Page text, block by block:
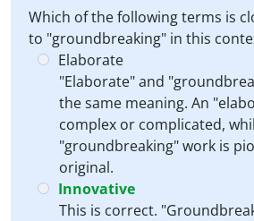
Which of the following terms is
to "groundbreaking" in this
Elaborate
"Elaborate" and
the same meaning. An
complex or complicated,
"groundbreaking" work is
original.
Innovative
This is correct.